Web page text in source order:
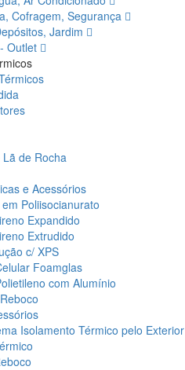
Cofragem, Segurança
Jardim
Outlet
de Rocha
e Acessórios
Poliisocianurato
Expandido
Extrudido
c/ XPS
Foamglas
com Alumínio
Isolamento Térmico pelo Exterior